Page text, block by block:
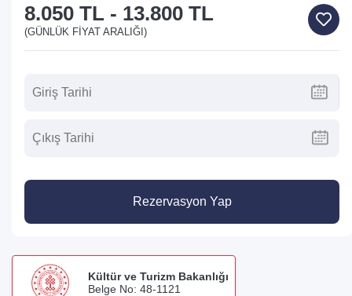
8.050 TL - 13.800 TL
(GÜNLÜK FIYAT ARALIĞI)
Rezervasyon Yap
Kültür ve Turizm Bakanlığı
Belge No: 48-1121